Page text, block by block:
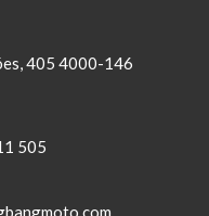
405 4000-146
505